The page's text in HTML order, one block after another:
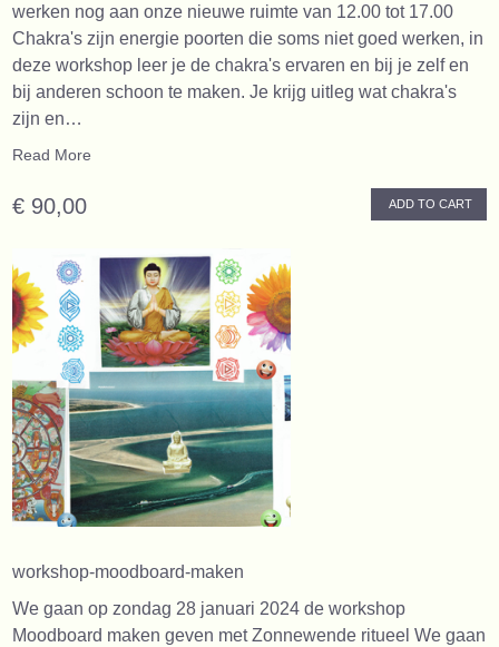
werken nog aan onze nieuwe ruimte van 12.00 tot 17.00
Chakra's zijn energie poorten die soms niet goed werken, in
deze workshop leer je de chakra's ervaren en bij je zelf en
bij anderen schoon te maken. Je krijg uitleg wat chakra's
zijn en…
Read More
€ 90,00 ADD TO CART
workshop-moodboard-maken
We gaan op zondag 28 januari 2024 de workshop
Moodboard maken geven met Zonnewende ritueel We gaan